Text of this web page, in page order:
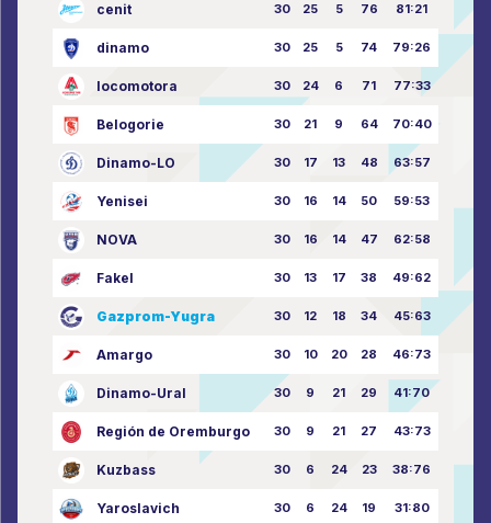
cenit 30 25 5 76 81:21
dinamo 30 25 5 74 79:26
locomotora 30 24 6 71 77:33
Belogorie 30 21 9 64 70:40
Dinamo-LO 30 17 13 48 63:57
Yenisei 30 16 14 50 59:53
NOVA 30 16 14 47 62:58
Fakel 30 13 17 38 49:62
Gazprom-Yugra 30 12 18 34 45:63
Amargo 30 10 20 28 46:73
Dinamo-Ural 30 9 21 29 41:70
Región de Oremburgo 30 9 21 27 43:73
Kuzbass 30 6 24 23 38:76
Yaroslavich 30 6 24 19 31:80